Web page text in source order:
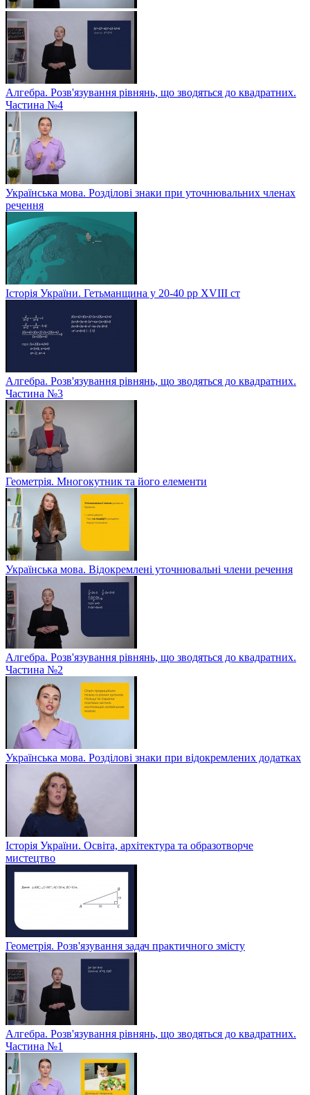
Алгебра. Розв'язування рівнянь, що зводяться до квадратних.
Частина №4
Українська мова. Розділові знаки при уточнювальних членах
речення
Історія України. Гетьманщина у 20-40 рр ХVIIІ ст
Алгебра. Розв'язування рівнянь, що зводяться до квадратних.
Частина №3
Геометрія. Многокутник та його елементи
Українська мова. Відокремлені уточнювальні члени речення
Алгебра. Розв'язування рівнянь, що зводяться до квадратних.
Частина №2
Українська мова. Розділові знаки при відокремлених додатках
Історія України. Освіта, архітектура та образотворче
мистецтво
Геометрія. Розв'язування задач практичного змісту
Алгебра. Розв'язування рівнянь, що зводяться до квадратних.
Частина №1